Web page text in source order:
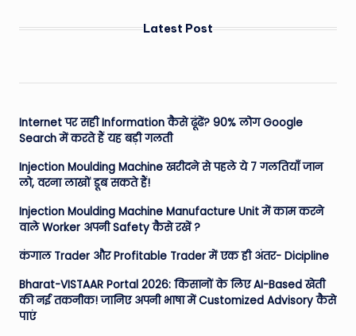
Latest Post
Internet पर सही Information कैसे ढूंढें? 90% लोग Google
Search में करते हैं यह बड़ी गलती
Injection Moulding Machine खरीदने से पहले ये 7 गलतियाँ जान
लो, वरना लाखों डूब सकते हैं!
Injection Moulding Machine Manufacture Unit में काम करने
वाले Worker अपनी Safety कैसे रखें ?
कंगाल Trader और Profitable Trader में एक ही अंतर- Dicipline
Bharat-VISTAAR Portal 2026: किसानों के लिए AI-Based खेती
की नई तकनीक! जानिए अपनी भाषा में Customized Advisory कैसे
पाएं